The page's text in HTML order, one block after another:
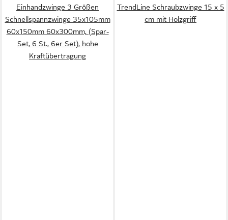
Einhandzwinge 3 Größen
Schnellspannzwinge 35x105mm
60x150mm 60x300mm, (Spar-
Set, 6 St., 6er Set), hohe
Kraftübertragung
TrendLine Schraubzwinge 15 x 5
cm mit Holzgriff